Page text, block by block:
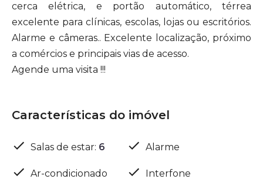
cerca elétrica, e portão automático, térrea
excelente para clínicas, escolas, lojas ou escritórios.
Alarme e câmeras.. Excelente localização, próximo
a comércios e principais vias de acesso.
Agende uma visita !!!
Características do imóvel
Salas de estar: 6 Alarme
Ar-condicionado Interfone